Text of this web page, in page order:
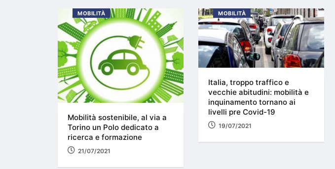
MOBILITÀ
Mobilità sostenibile, al via a
Torino un Polo dedicato a
ricerca e formazione
21/07/2021
MOBILITÀ
Italia, troppo traffico e
vecchie abitudini: mobilità e
inquinamento tornano ai
livelli pre Covid-19
19/07/2021